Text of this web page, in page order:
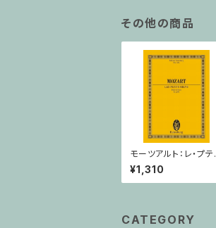
その他の商品
モーツアルト：レ・プテ
ィ・ リアン/ミニチュアス
コア
¥1,310
CATEGORY